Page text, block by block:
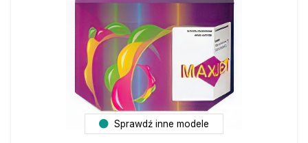
Sprawdź inne modele